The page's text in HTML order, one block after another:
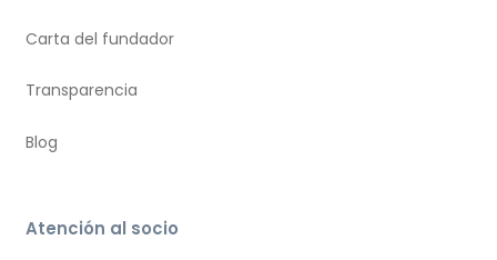
Carta del fundador
Transparencia
Blog
Atención al socio